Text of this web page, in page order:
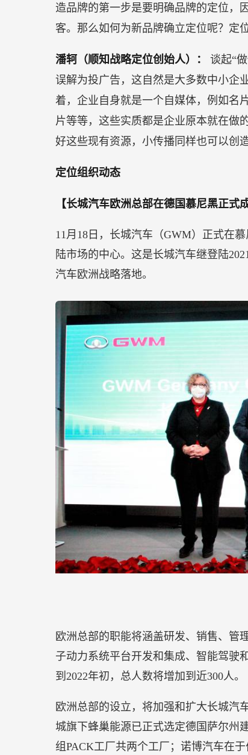
专业媒体等资源，集中业内领先科技与
趋势。
期间，中国奶酪行业龙头妙可蓝多也亮
可蓝多携手搜狐汽车为参展市民带来奇
【君乐宝简醇零蔗糖酸奶全国销量第一
欧睿最新调研结果显示，君乐宝简醇酸
市场领先品牌。尤其在低温零蔗糖酸奶
这款由知名演员邓伦力荐的简醇酸奶，
领导者”，成为低温零蔗糖酸奶第一品
糖酸奶简醇，不断开创品类先河的君乐
【奇致众略携手今麦郎，共创兴趣电商